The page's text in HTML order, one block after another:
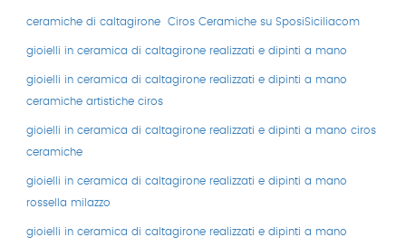
ceramiche di caltagirone Ciros Ceramiche su SposiSiciliacom
gioielli in ceramica di caltagirone realizzati e dipinti a mano
gioielli in ceramica di caltagirone realizzati e dipinti a mano
ceramiche artistiche ciros
gioielli in ceramica di caltagirone realizzati e dipinti a mano ciros
ceramiche
gioielli in ceramica di caltagirone realizzati e dipinti a mano
rossella milazzo
gioielli in ceramica di caltagirone realizzati e dipinti a mano